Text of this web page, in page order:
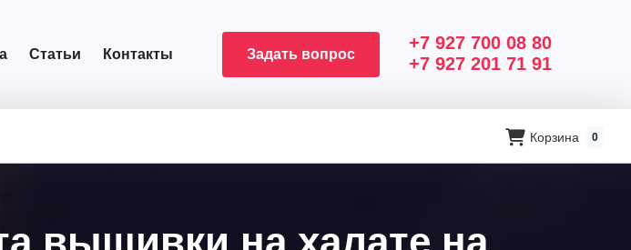
Статьи Контакты
+7 927 700 08 80
+7 927 201 71 91
Задать вопрос
Корзина 0